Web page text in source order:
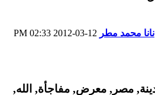
نانا محمد مطر
02:33 PM